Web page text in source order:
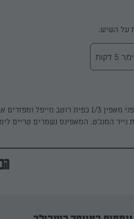
מורחים מעל כל פני מאפין 1/3 כפית
נייר המנג'ט. המאפינס נשמרים טריים